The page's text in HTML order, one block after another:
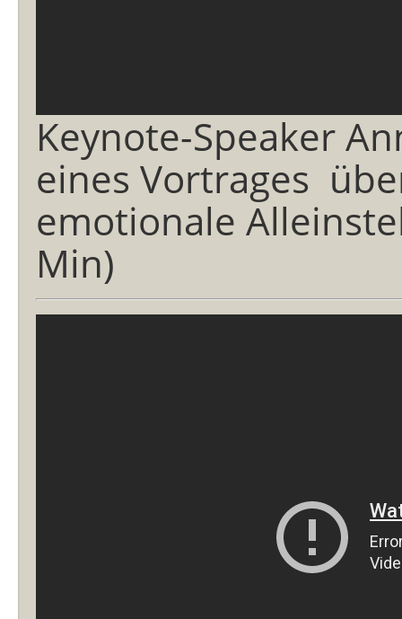
Keynote-Speaker
eines Vortrages
emotionale
Min)